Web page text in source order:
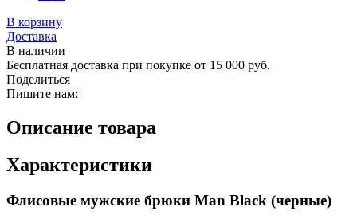
В корзину
Доставка
В наличии
Бесплатная доставка при покупке от 15 000 руб.
Поделиться
Пишите нам:
Описание товара
Характеристики
Флисовые мужские брюки Man Black (черные)